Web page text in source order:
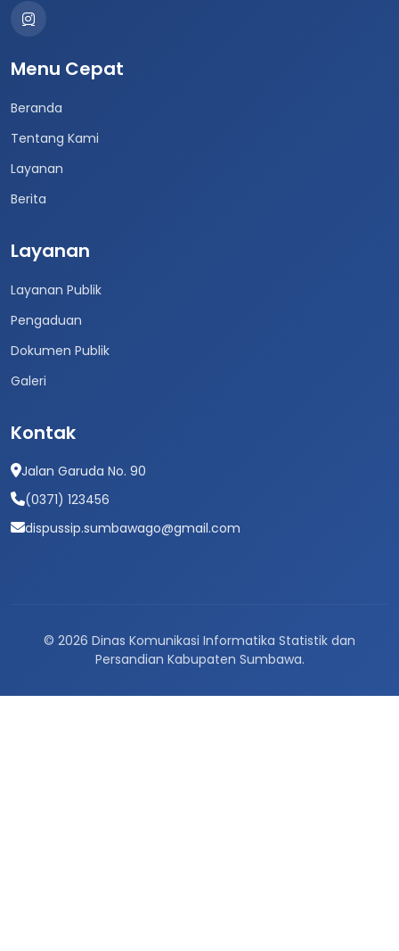
Menu Cepat
Beranda
Tentang Kami
Layanan
Berita
Layanan
Layanan Publik
Pengaduan
Dokumen Publik
Galeri
Kontak
Jalan Garuda No. 90
(0371) 123456
dispussip.sumbawago@gmail.com
© 2026 Dinas Komunikasi Informatika Statistik dan
Persandian Kabupaten Sumbawa.